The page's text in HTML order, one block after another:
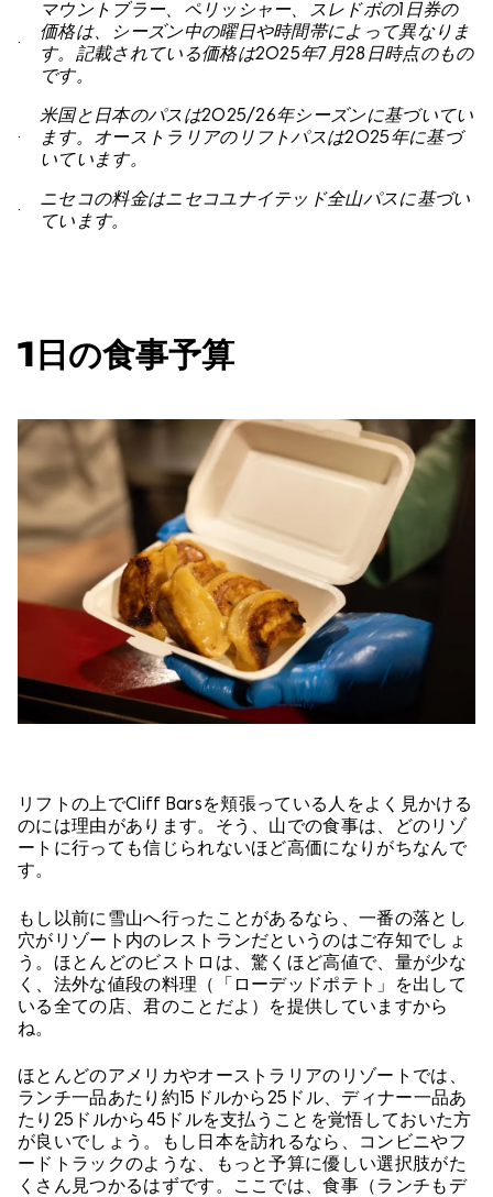
マウントブラー、ペリッシャー、スレドボの1日券の
価格は、シーズン中の曜日や時間帯によって異なりま
す。記載されている価格は2025年7月28日時点のもの
です。
米国と日本のパスは2025/26年シーズンに基づいてい
ます。オーストラリアのリフトパスは2025年に基づ
いています。
ニセコの料金はニセコユナイテッド全山パスに基づい
ています。
1日の食事予算
リフトの上でCliff Barsを頬張っている人をよく見かける
のには理由があります。そう、山での食事は、どのリゾ
ートに行っても信じられないほど高価になりがちなんで
す。
もし以前に雪山へ行ったことがあるなら、一番の落とし
穴がリゾート内のレストランだというのはご存知でしょ
う。ほとんどのビストロは、驚くほど高値で、量が少な
く、法外な値段の料理（「ローデッドポテト」を出して
いる全ての店、君のことだよ）を提供していますから
ね。
ほとんどのアメリカやオーストラリアのリゾートでは、
ランチ一品あたり約15ドルから25ドル、ディナー一品あ
たり25ドルから45ドルを支払うことを覚悟しておいた方
が良いでしょう。もし日本を訪れるなら、コンビニやフ
ードトラックのような、もっと予算に優しい選択肢がた
くさん見つかるはずです。ここでは、食事（ランチもデ